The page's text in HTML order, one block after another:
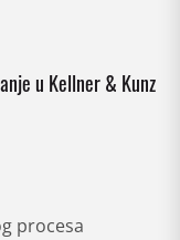
u Kellner & Kunz
procesa